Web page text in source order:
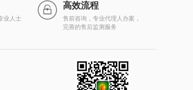
业人士
高效流程
售前咨询，专业代理人办案，
完善的售后监测服务